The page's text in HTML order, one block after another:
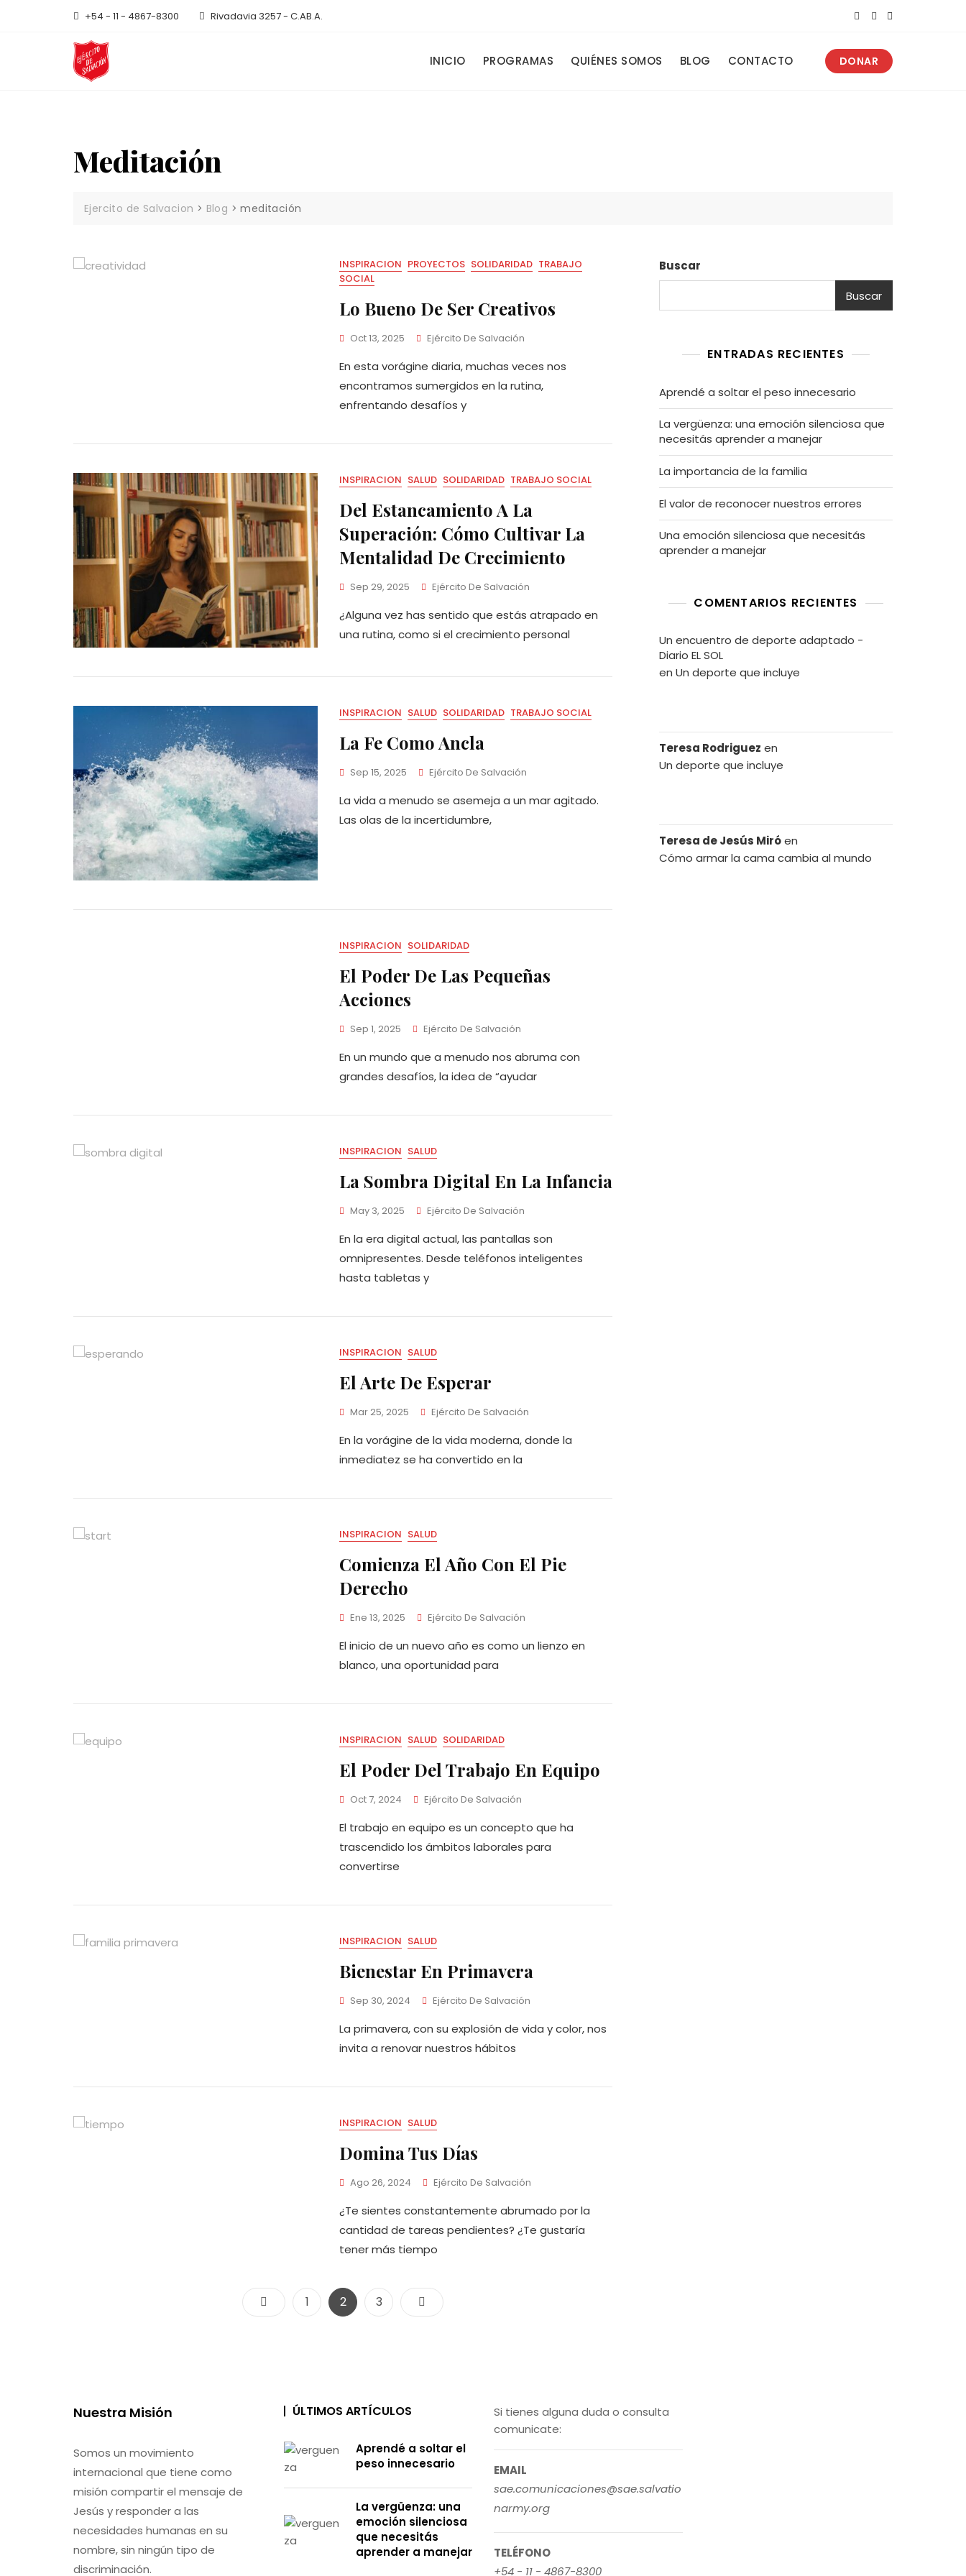
+54 - 11 - 4867-8300 Rivadavia 3257 - C.AB.A.
INICIO PROGRAMAS QUIÉNES SOMOS BLOG CONTACTO DONAR
Meditación
Ejercito de Salvacion > Blog >meditación
INSPIRACION PROYECTOS SOLIDARIDAD TRABAJO
SOCIAL
Lo Bueno De Ser Creativos
Oct 13, 2025 Ejército De Salvación
En esta vorágine diaria, muchas veces nos
encontramos sumergidos en la rutina,
enfrentando desafíos y
INSPIRACION SALUD SOLIDARIDAD TRABAJO SOCIAL
Del Estancamiento A La
Superación: Cómo Cultivar La
Mentalidad De Crecimiento
Sep 29, 2025 Ejército De Salvación
¿Alguna vez has sentido que estás atrapado en
una rutina, como si el crecimiento personal
INSPIRACION SALUD SOLIDARIDAD TRABAJO SOCIAL
La Fe Como Ancla
Sep 15, 2025 Ejército De Salvación
La vida a menudo se asemeja a un mar agitado.
Las olas de la incertidumbre,
INSPIRACION SOLIDARIDAD
El Poder De Las Pequeñas
Acciones
Sep 1, 2025 Ejército De Salvación
En un mundo que a menudo nos abruma con
grandes desafíos, la idea de “ayudar
INSPIRACION SALUD
La Sombra Digital En La Infancia
May 3, 2025 Ejército De Salvación
En la era digital actual, las pantallas son
omnipresentes. Desde teléfonos inteligentes
hasta tabletas y
INSPIRACION SALUD
El Arte De Esperar
Mar 25, 2025 Ejército De Salvación
En la vorágine de la vida moderna, donde la
inmediatez se ha convertido en la
INSPIRACION SALUD
Comienza El Año Con El Pie
Derecho
Ene 13, 2025 Ejército De Salvación
El inicio de un nuevo año es como un lienzo en
blanco, una oportunidad para
INSPIRACION SALUD SOLIDARIDAD
El Poder Del Trabajo En Equipo
Oct 7, 2024 Ejército De Salvación
El trabajo en equipo es un concepto que ha
trascendido los ámbitos laborales para
convertirse
INSPIRACION SALUD
Bienestar En Primavera
Sep 30, 2024 Ejército De Salvación
La primavera, con su explosión de vida y color, nos
invita a renovar nuestros hábitos
INSPIRACION SALUD
Domina Tus Días
Ago 26, 2024 Ejército De Salvación
¿Te sientes constantemente abrumado por la
cantidad de tareas pendientes? ¿Te gustaría
tener más tiempo
Paginación
de
Page
1 Page
2 Page
3
Buscar
Buscar
ENTRADAS RECIENTES
Aprendé a soltar el peso innecesario
La vergüenza: una emoción silenciosa que
necesitás aprender a manejar
La importancia de la familia
El valor de reconocer nuestros errores
Una emoción silenciosa que necesitás
aprender a manejar
COMENTARIOS RECIENTES
Un encuentro de deporte adaptado -
Diario EL SOL
en Un deporte que incluye
Teresa Rodriguez en
Un deporte que incluye
Teresa de Jesús Miróen
Cómo armar la cama cambia al mundo
Nuestra Misión
Somos un movimiento
internacional que tiene como
misión compartir el mensaje de
Jesús y responder a las
necesidades humanas en su
nombre, sin ningún tipo de
discriminación.
ÚLTIMOS ARTÍCULOS
Aprendé a soltar el
peso innecesario
La vergüenza: una
emoción silenciosa
que necesitás
aprender a manejar
Si tienes alguna duda o consulta
comunicate:
EMAIL
sae.comunicaciones@sae.salvatio
narmy.org
TELÉFONO
+54 - 11 - 4867-8300